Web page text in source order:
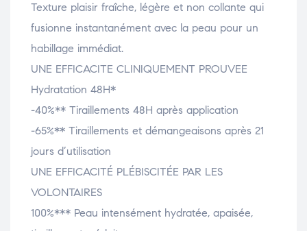
Texture plaisir fraîche, légère et non collante qui
fusionne instantanément avec la peau pour un
habillage immédiat.
UNE EFFICACITE CLINIQUEMENT PROUVEE
Hydratation 48H*
-40%** Tiraillements 48H après application
-65%** Tiraillements et démangeaisons après 21
jours d’utilisation
UNE EFFICACITÉ PLÉBISCITÉE PAR LES
VOLONTAIRES
100%*** Peau intensément hydratée, apaisée,